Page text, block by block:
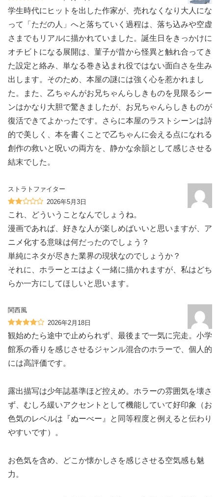
学生時代にヒットを出した作家が、売れなくなり大人にな
って「ただの人」へと落ちていく過程は、落ち込みや空虚
さまでもリアルに描かれていました。誕生日をきっかけに
オチビトになる展開は、菫子が昔から怪異と触れ合ってき
た設定と絡み、単なる巻き込まれ役ではない面白さを生み
出します。そのため、本屋の謎には強く心を惹かれまし
た。また、乙ちゃんがお兄ちゃんらしきものを見限るシー
ンはかなり大胆で驚きましたが、お兄ちゃんらしきものが
復活できてよかったです。さらに本屋のラストシーンは詩
的で美しく、本を書くことで乙ちゃんに会える点になれる
創作の救いと呪いの両方を、静かな余韻として感じさせる
結末でした。
ストラトファイター
2026年5月3日
これ、どういうことなんでしょうね。
漫画であれば、好きな人が楽しめばいいと思いますが、ア
ニメ化する意味は何だったのでしょう？
単純にネタが尽きた業界の現状なのでしょうか？
それに、ホラーとエはよく一緒に描かれますが、私はどち
らか一方にしてほしいと思います。
関西風
2026年2月18日
観始めたら途中で止められず、最後まで一気に完走。小学
館系の香りを感じさせるジャンル混合のホラーで、個人的
には高評価です。
露出描写は少年誌基準ほど控えめ。ホラーの雰囲気を壊さ
ず、むしろ緩いアクセントとして機能していて好印象（お
色気のレベルは『ぬーべー』と同等程度と例えると伝わり
やすいです）。
お色気を含め、どこか懐かしさを感じさせる空気感も魅
力。